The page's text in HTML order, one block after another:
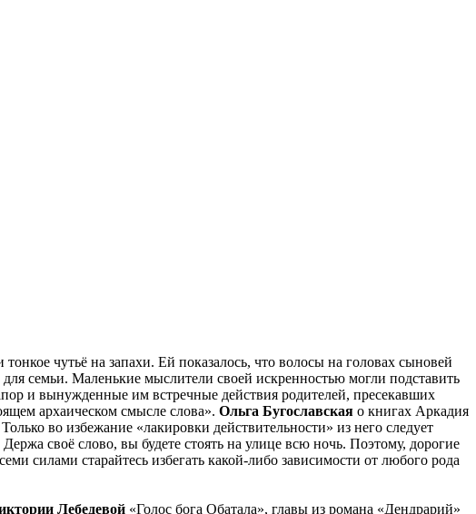
чутьё на запахи. Ей показалось, что волосы на головах сыновей
семьи. Маленькие мыслители своей искренностью могли подставить
и вынужденные им встречные действия родителей, пресекавших
архаическом смысле слова». Ольга Бугославская о книгах Аркадия
во избежание «лакировки действительности» из него следует
своё слово, вы будете стоять на улице всю ночь. Поэтому, дорогие
силами старайтесь избегать какой-либо зависимости от любого рода
Лебедевой «Голос бога Обатала», главы из романа «Дендрарий»